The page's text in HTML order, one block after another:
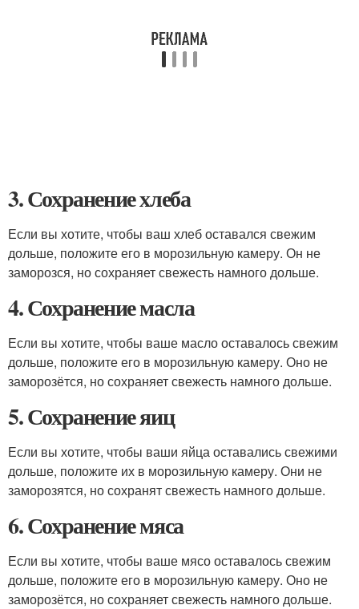
3. Сохранение хлеба
Если вы хотите, чтобы ваш хлеб оставался свежим
дольше, положите его в морозильную камеру. Он не
заморозся, но сохраняет свежесть намного дольше.
4. Сохранение масла
Если вы хотите, чтобы ваше масло оставалось свежим
дольше, положите его в морозильную камеру. Оно не
заморозётся, но сохраняет свежесть намного дольше.
5. Сохранение яиц
Если вы хотите, чтобы ваши яйца оставались свежими
дольше, положите их в морозильную камеру. Они не
заморозятся, но сохранят свежесть намного дольше.
6. Сохранение мяса
Если вы хотите, чтобы ваше мясо оставалось свежим
дольше, положите его в морозильную камеру. Оно не
заморозётся, но сохраняет свежесть намного дольше.